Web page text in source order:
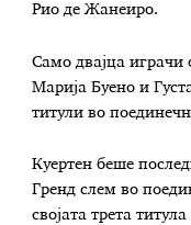
Рио де Жанеиро.
Само двајца играчи
Марија Буено и
титули во
Куертен беше
Гренд слем во
својата трета